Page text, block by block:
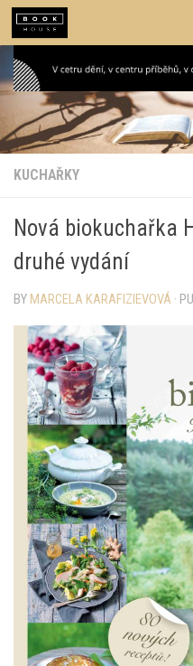
Skip to content
KUCHAŘKY
Nová biokuchařka
druhé vydání
BY MARCELA KARAFIZIEVOVÁ ·